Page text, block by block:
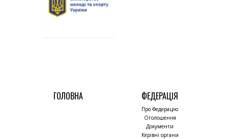
ГОЛОВНА ФЕДЕРАЦІЯ
Про Федерацію
Оголошення
Документи
Керівні органи